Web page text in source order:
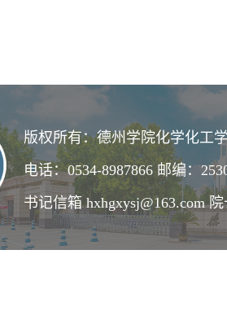
版权所有：德州学院化学化工
电话：0534-8987866 邮编：
书记信箱 hxhgxysj@163.com